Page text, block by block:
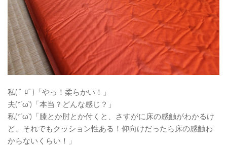
私( ﾟ ﾛﾟ)「やっ！柔らかい！」
夫(*´ω`)「本当？どんな感じ？」
私(*´ω`)「膝とか肘とか付くと、さすがに床の感触がわかるけ
ど、それでもクッション性ある！仰向けだったら床の感触わ
からないくらい！」